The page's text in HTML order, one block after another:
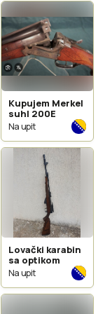
Kupujem Merkel
suhl 200E
Na upit
Lovački karabin
sa optikom
Na upit